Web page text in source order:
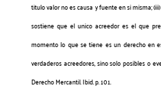
titulo valor no es causa y fuente en si misma;
sostiene que el unico acreedor es el que
momento lo que se tiene es un derecho en
verdaderos acreedores, sino solo posibles o
Derecho Mercantil. Ibid. p. 101.